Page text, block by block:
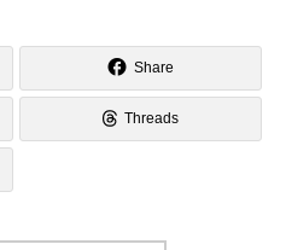
Share
Threads